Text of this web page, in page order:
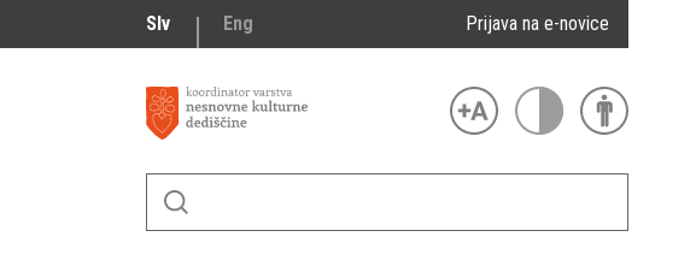
Slv Eng Prijava na e-novice